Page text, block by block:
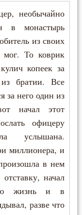
необычайно
в монастырь
из своих
мог. То коврик
копеек за
братии. Все
за него один из
начал этот
офицеру
услышана.
миллионера, и
в нем
начал
жизнь и в
разве что